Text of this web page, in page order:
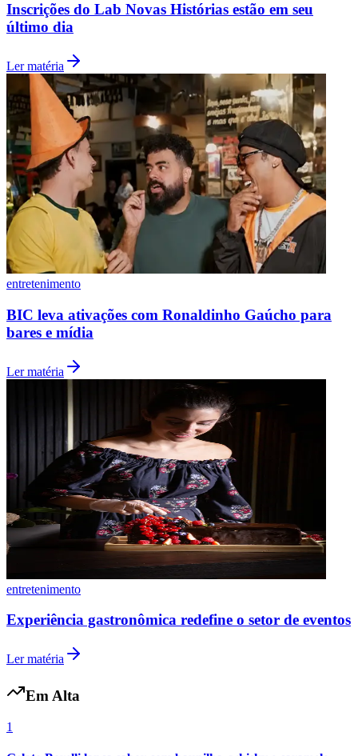
Inscrições do Lab Novas Histórias estão em seu
último dia
Ler matéria
entretenimento
BIC leva ativações com Ronaldinho Gaúcho para
bares e mídia
Ler matéria
entretenimento
Experiência gastronômica redefine o setor de eventos
Ler matéria
Em Alta
1